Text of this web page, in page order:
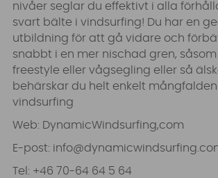
nivåer seglar du effektivt i alla
svart bälte i vindsurfing! Du har en
utbildning för att gå vidare och
snabbt i en mer nischad gren, såsom
freestyle eller vågsegling eller så
behärskar du helt enkelt
vindsurfing
Web: DynamicWindsurfing,com
E-post:
Tel: +46 70-64 64 5 64